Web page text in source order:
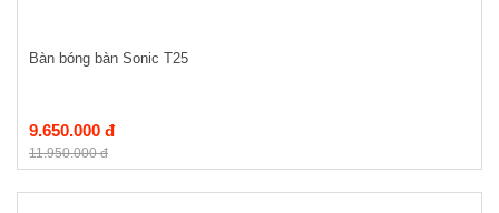
Bàn bóng bàn Sonic T25
9.650.000 đ
11.950.000 đ